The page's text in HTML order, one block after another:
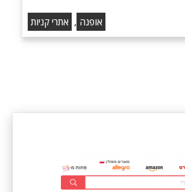
אופנה , אתרי קניות